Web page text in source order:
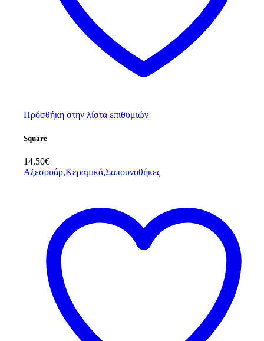
Πρόσθήκη στην λίστα επιθυμιών
Square
14,50€
Αξεσουάρ,Κεραμικά,Σαπουνοθήκες